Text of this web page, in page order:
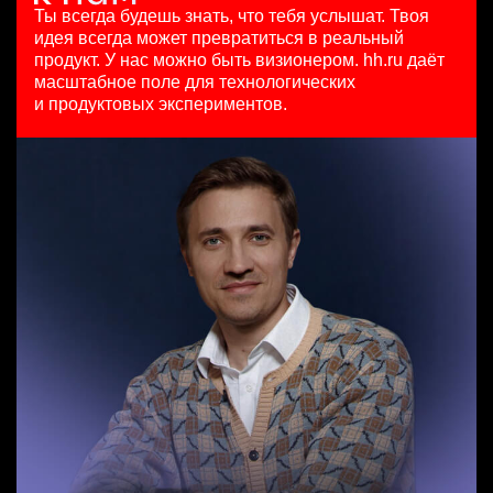
вчера
150000 ₽
Ярославль
HeadHunter::Коммерческий департамент
7200000 - 16800000 so'm
Специалист телемаркетинга
HeadHunter::Телефонные продажи
29 июл. 2026
з/п не указана
Москва
Менеджер по внешним коммуникациям (Узбекистан)
HeadHunter::Департамент маркетинга
24 июл. 2026
з/п не указана
Ташкент
Ты всегда будешь знать, что тебя услышат. Твоя
идея всегда может превратиться в реальный
продукт. У нас можно быть визионером. hh.ru даёт
масштабное поле для технологических
и продуктовых экспериментов.